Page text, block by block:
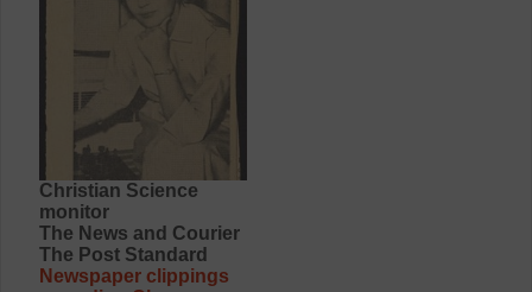
Christian Science
monitor
The News and Courier
The Post Standard
Newspaper clippings